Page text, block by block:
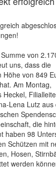
von
uns, dass die
Höhe von 849
Am Montag,
Lena Lutz aus
die
haben 98
Schützen mit
Hosen,
werden